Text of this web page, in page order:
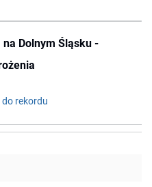
Dolnym Śląsku -
do rekordu